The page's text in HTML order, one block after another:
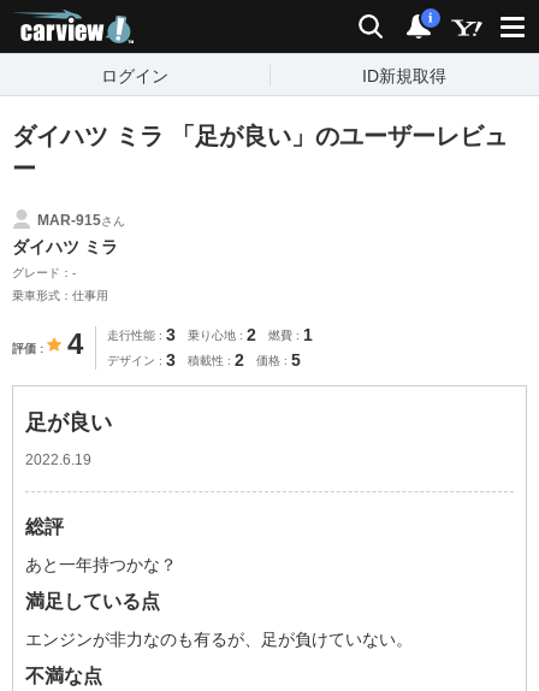
検索 通知
i
ログイン ID新規取得
ダイハツ ミラ 「足が良い」のユーザーレビュ
ー
MAR-915さん
ダイハツ ミラ
グレード：-
乗車形式：仕事用
評価 4 走行性能 3 乗り心地 2 燃費 1
デザイン 3 積載性 2 価格 5
足が良い
2022.6.19
総評
あと一年持つかな？
満足している点
エンジンが非力なのも有るが、足が負けていない。
不満な点